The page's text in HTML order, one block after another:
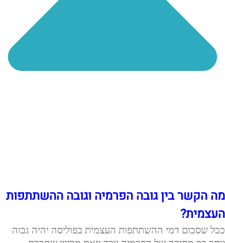
מה הקשר בין גובה הפרמיה וגובה ההשתתפות
העצמית?
ככל שסכום דמי ההשתתפות העצמית בפוליסה יהיה גבוה